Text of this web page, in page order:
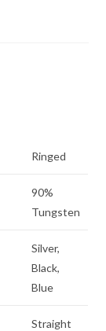
Ringed
90%
Tungsten
Silver,
Black,
Blue
Straight